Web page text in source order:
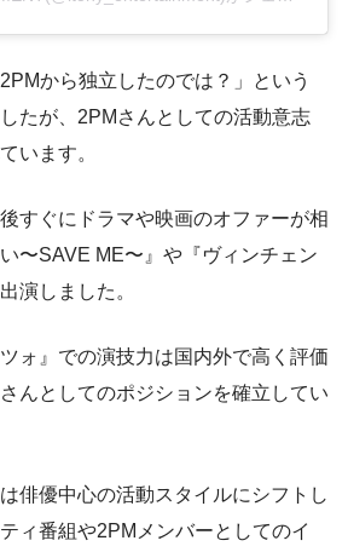
から独立したのでは？」という
たが、2PMさんとしての活動意志
います。
すぐにドラマや映画のオファーが相
〜SAVE ME〜』や『ヴィンチェン
演しました。
ォ』での演技力は国内外で高く評価
んとしてのポジションを確立してい
俳優中心の活動スタイルにシフトし
ィ番組や2PMメンバーとしてのイ